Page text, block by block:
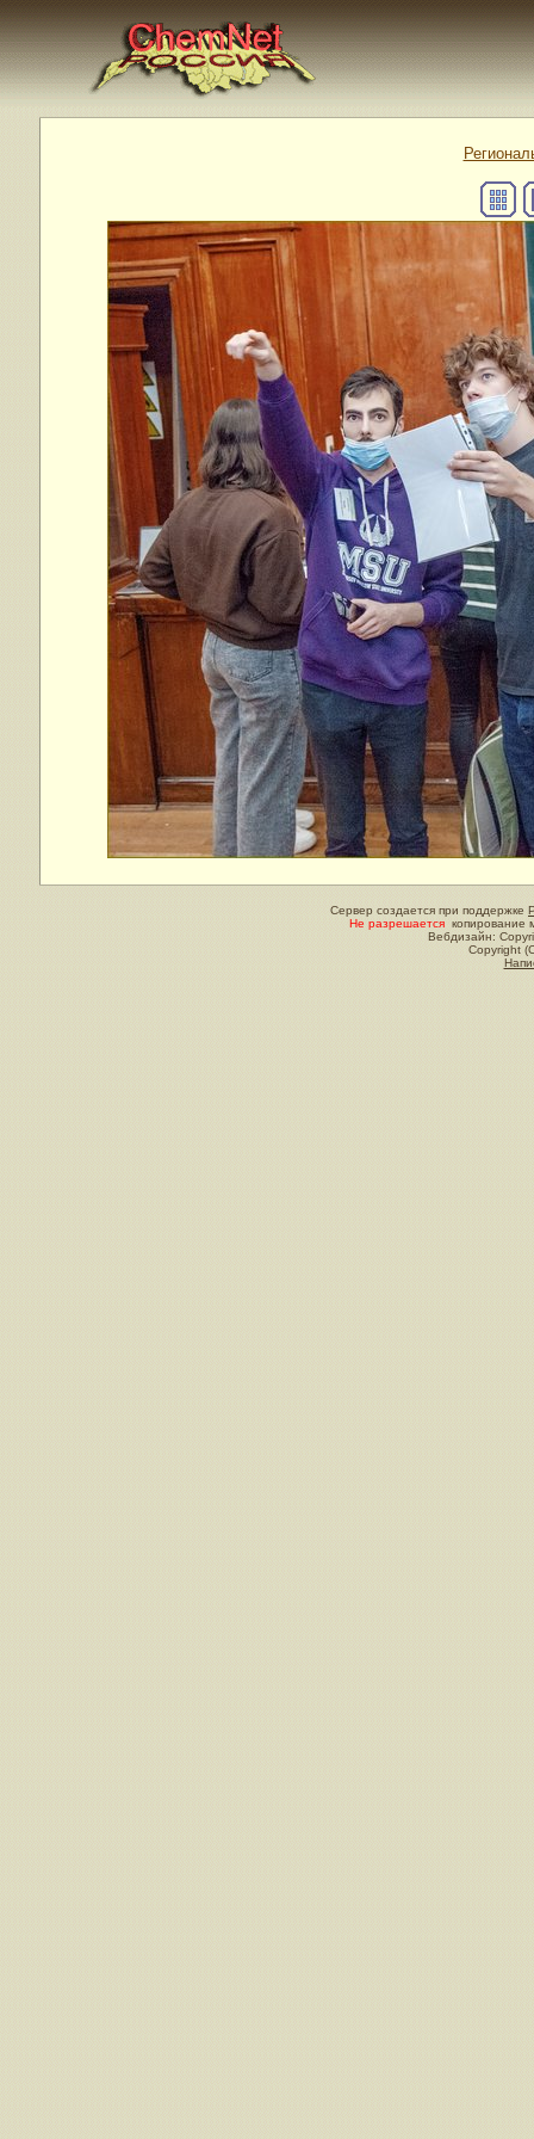
Сервер создается при поддержке
Не разрешается копирование
Вебдизайн:
Copyright